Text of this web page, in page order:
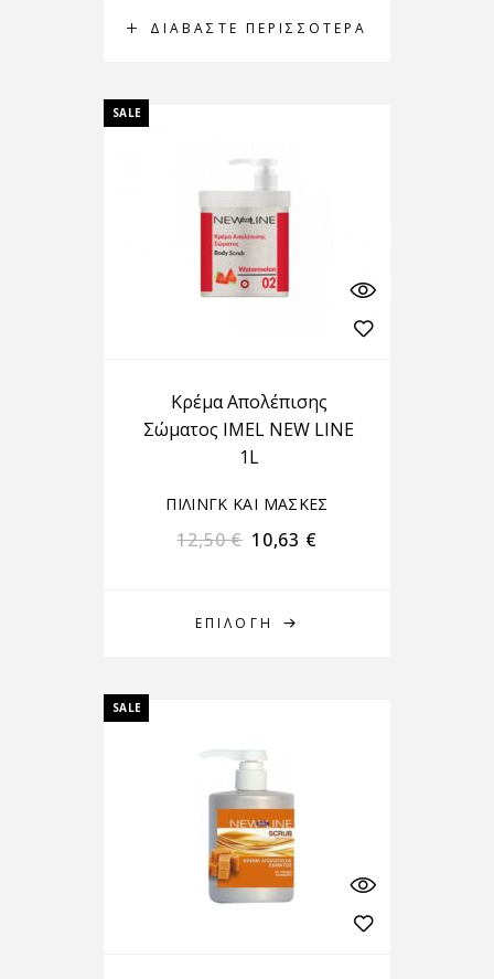
ΔΙΑΒΆΣΤΕ ΠΕΡΙΣΣΌΤΕΡΑ
SALE
ΕΠΙΛΟΓΉ
Κρέμα Απολέπισης
Σώματος IMEL NEW LINE
1L
ΠΙΛΙΝΓΚ ΚΑΙ ΜΑΣΚΕΣ
12,50€ 10,63 €
SALE